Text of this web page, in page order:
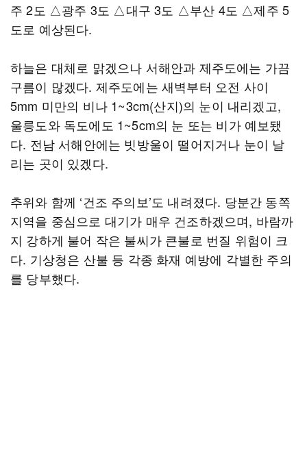
주 2도 △광주 3도 △대구 3도 △부산 4도 △제주 5
도로 예상된다.
하늘은 대체로 맑겠으나 서해안과 제주도에는 가끔
구름이 많겠다. 제주도에는 새벽부터 오전 사이
5mm 미만의 비나 1~3cm(산지)의 눈이 내리겠고,
울릉도와 독도에도 1~5cm의 눈 또는 비가 예보됐
다. 전남 서해안에는 빗방울이 떨어지거나 눈이 날
리는 곳이 있겠다.
추위와 함께 ‘건조 주의보’도 내려졌다. 당분간 동쪽
지역을 중심으로 대기가 매우 건조하겠으며, 바람까
지 강하게 불어 작은 불씨가 큰불로 번질 위험이 크
다. 기상청은 산불 등 각종 화재 예방에 각별한 주의
를 당부했다.